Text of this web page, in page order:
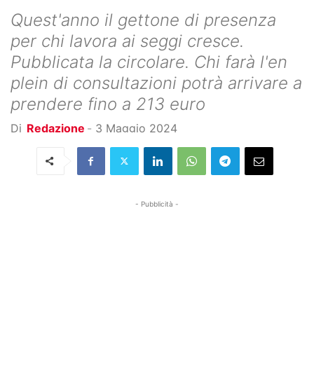
Quest'anno il gettone di presenza
per chi lavora ai seggi cresce.
Pubblicata la circolare. Chi farà l'en
plein di consultazioni potrà arrivare a
prendere fino a 213 euro
Di Redazione - 3 Maggio 2024
- Pubblicità -